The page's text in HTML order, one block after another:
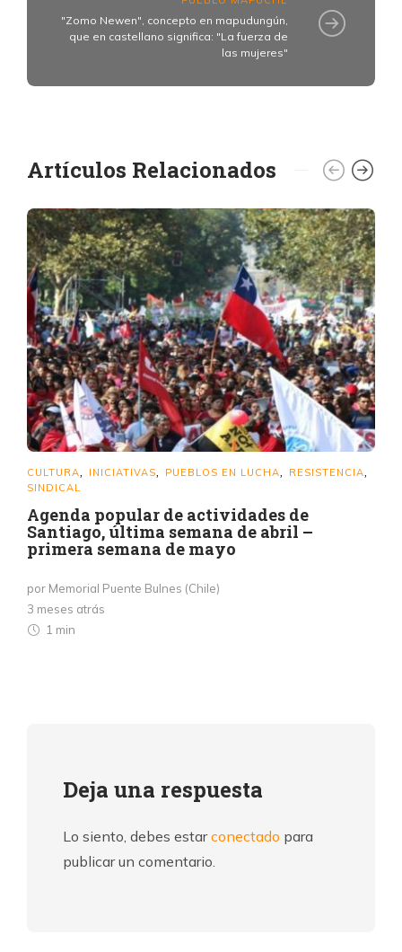
"Zomo Newen", concepto en mapudungún,
que en castellano significa: "La fuerza de
las mujeres"
Artículos Relacionados
CULTURA INICIATIVAS PUEBLOS EN LUCHA RESISTENCIA
SINDICAL
Agenda popular de actividades de
Santiago, última semana de abril –
primera semana de mayo
por Memorial Puente Bulnes (Chile)
3 meses atrás
1 min
Deja una respuesta
Lo siento, debes estarconectado para
publicar un comentario.